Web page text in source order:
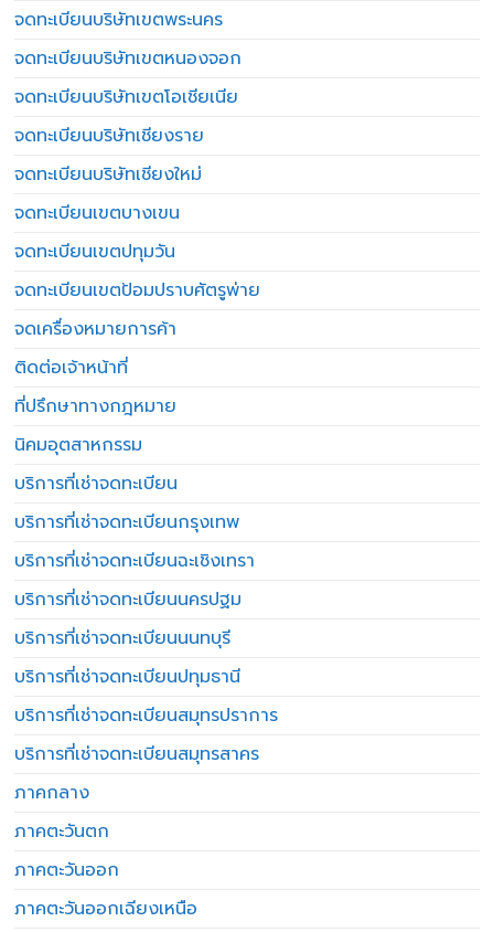
จดทะเบียนบริษัทเขตพระนคร
จดทะเบียนบริษัทเขตหนองจอก
จดทะเบียนบริษัทเขตโอเชียเนีย
จดทะเบียนบริษัทเชียงราย
จดทะเบียนบริษัทเชียงใหม่
จดทะเบียนเขตบางเขน
จดทะเบียนเขตปทุมวัน
จดทะเบียนเขตป้อมปราบศัตรูพ่าย
จดเครื่องหมายการค้า
ติดต่อเจ้าหน้าที่
ที่ปรึกษาทางกฎหมาย
นิคมอุตสาหกรรม
บริการที่เช่าจดทะเบียน
บริการที่เช่าจดทะเบียนกรุงเทพ
บริการที่เช่าจดทะเบียนฉะเชิงเทรา
บริการที่เช่าจดทะเบียนนครปฐม
บริการที่เช่าจดทะเบียนนนทบุรี
บริการที่เช่าจดทะเบียนปทุมธานี
บริการที่เช่าจดทะเบียนสมุทรปราการ
บริการที่เช่าจดทะเบียนสมุทรสาคร
ภาคกลาง
ภาคตะวันตก
ภาคตะวันออก
ภาคตะวันออกเฉียงเหนือ